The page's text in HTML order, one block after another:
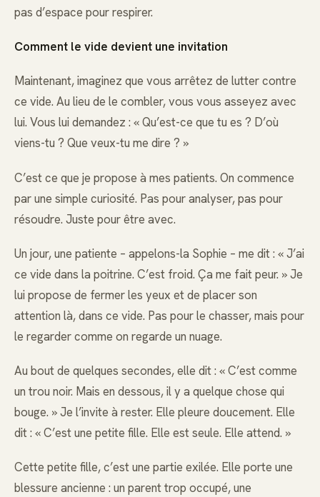
pas d’espace pour respirer.
Comment le vide devient une invitation
Maintenant, imaginez que vous arrêtez de lutter contre
ce vide. Au lieu de le combler, vous vous asseyez avec
lui. Vous lui demandez : « Qu’est-ce que tu es ? D’où
viens-tu ? Que veux-tu me dire ? »
C’est ce que je propose à mes patients. On commence
par une simple curiosité. Pas pour analyser, pas pour
résoudre. Juste pour être avec.
Un jour, une patiente – appelons-la Sophie – me dit : « J’ai
ce vide dans la poitrine. C’est froid. Ça me fait peur. » Je
lui propose de fermer les yeux et de placer son
attention là, dans ce vide. Pas pour le chasser, mais pour
le regarder comme on regarde un nuage.
Au bout de quelques secondes, elle dit : « C’est comme
un trou noir. Mais en dessous, il y a quelque chose qui
bouge. » Je l’invite à rester. Elle pleure doucement. Elle
dit : « C’est une petite fille. Elle est seule. Elle attend. »
Cette petite fille, c’est une partie exilée. Elle porte une
blessure ancienne : un parent trop occupé, une